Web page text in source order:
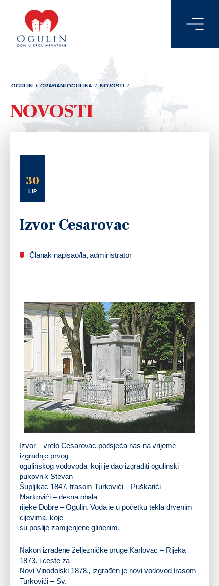
OGULIN / GRAĐANI OGULINA / NOVOSTI /
NOVOSTI
30
LIP
Izvor Cesarovac
Članak napisao/la, administrator
Izvor – vrelo Cesarovac podsjeća nas na vrijeme
izgradnje prvog
ogulinskog vodovoda, koji je dao izgraditi ogulinski
pukovnik Stevan
Šupljikac 1847. trasom Turkovići – Puškarići –
Markovići – desna obala
rijeke Dobre – Ogulin. Voda je u početku tekla drvenim
cijevima, koje
su poslije zamijenjene glinenim.
Nakon izrađene željezničke pruge Karlovac – Rijeka
1873. i ceste za
Novi Vinodolski 1878., izgrađen je novi vodovod trasom
Turkovići – Sv.